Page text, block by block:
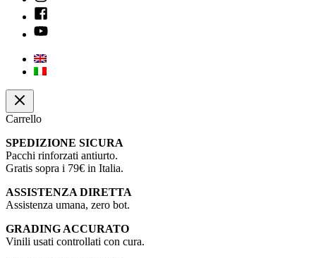
Carrello
SPEDIZIONE SICURA
Pacchi rinforzati antiurto.
Gratis sopra i 79€ in Italia.
ASSISTENZA DIRETTA
Assistenza umana, zero bot.
GRADING ACCURATO
Vinili usati controllati con cura.